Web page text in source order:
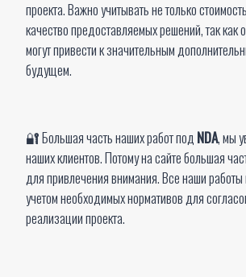
проекта. Важно учитывать не только
качество предоставляемых решений, так как
могут привести к значительным
будущем.
🔐 Большая часть наших работ под NDA, мы
наших клиентов. Потому на сайте большая
для привлечения внимания. Все наши
учетом необходимых нормативов для
реализации проекта.